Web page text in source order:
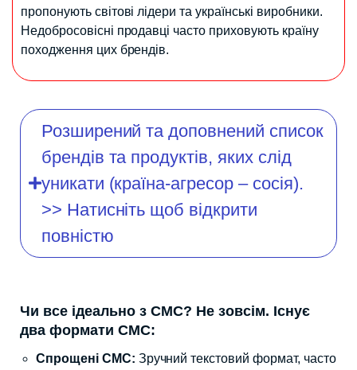
пропонують світові лідери та українські виробники.
Недобросовісні продавці часто приховують країну
походження цих брендів.
Розширений та доповнений список
брендів та продуктів, яких слід
уникати (країна-агресор – сосія).
>> Натисніть щоб відкрити
повністю
Чи все ідеально з СМС? Не зовсім. Існує
два формати СМС:
Спрощені СМС: Зручний текстовий формат, часто